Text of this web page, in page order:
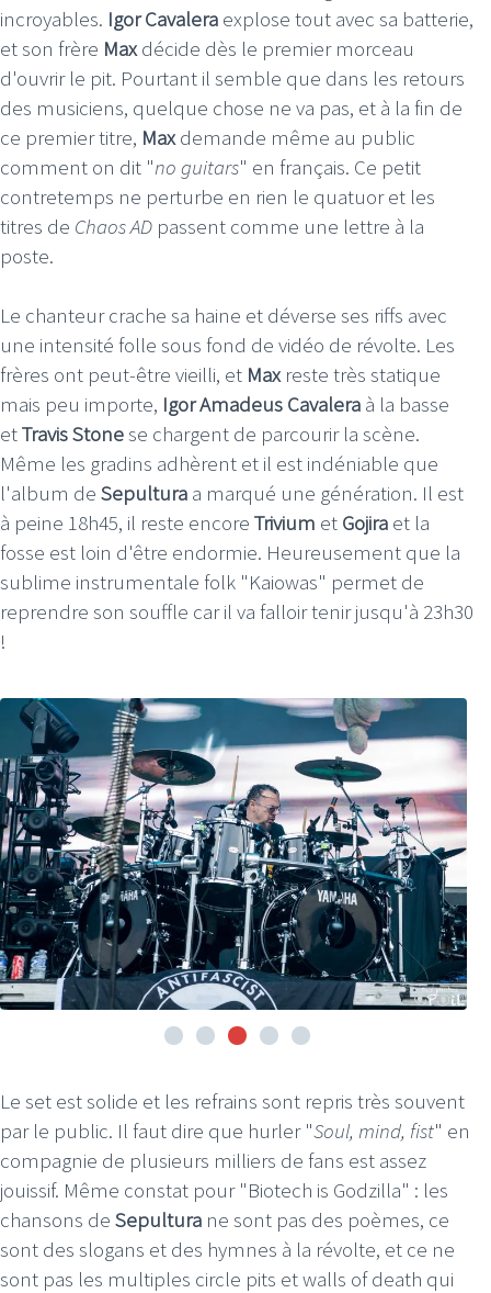
incroyables. Igor Cavalera explose tout avec sa batterie,
et son frère Maxdécide dès le premier morceau
d'ouvrir le pit. Pourtant il semble que dans les retours
des musiciens, quelque chose ne va pas, et à la fin de
ce premier titre, Maxdemande même au public
comment on dit "no guitars" en français. Ce petit
contretemps ne perturbe en rien le quatuor et les
titres de Chaos AD passent comme une lettre à la
poste.
Le chanteur crache sa haine et déverse ses riffs avec
une intensité folle sous fond de vidéo de révolte. Les
frères ont peut-être vieilli, et Maxreste très statique
mais peu importe, Igor Amadeus Cavalera à la basse
etTravis Stonese chargent de parcourir la scène.
Même les gradins adhèrent et il est indéniable que
l'album de Sepultura a marqué une génération. Il est
à peine 18h45, il reste encore Trivium et Gojira et la
fosse est loin d'être endormie. Heureusement que la
sublime instrumentale folk "Kaiowas" permet de
reprendre son souffle car il va falloir tenir jusqu'à 23h30
!
Le set est solide et les refrains sont repris très souvent
par le public. Il faut dire que hurler "Soul, mind, fist" en
compagnie de plusieurs milliers de fans est assez
jouissif. Même constat pour "Biotech is Godzilla" : les
chansons de Sepultura ne sont pas des poèmes, ce
sont des slogans et des hymnes à la révolte, et ce ne
sont pas les multiples circle pits et walls of death qui